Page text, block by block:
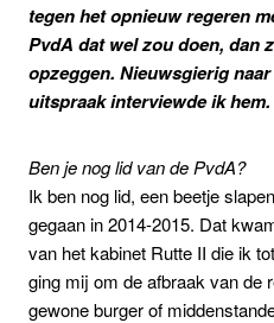
tegen het opnieuw regeren
PvdA dat wel zou doen, dan
opzeggen. Nieuwsgierig
uitspraak interviewde ik hem.
Ben je nog lid van de PvdA?
Ik ben nog lid, een beetje
gegaan in 2014-2015. Dat
van het kabinet Rutte II die ik
ging mij om de afbraak van de
gewone burger of